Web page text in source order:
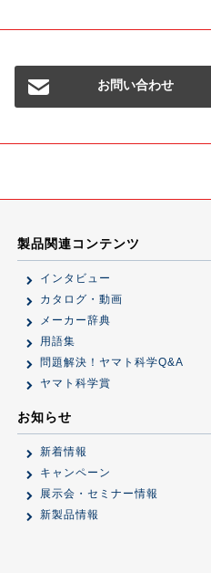
お問い合わせ
製品関連コンテンツ
インタビュー
カタログ・動画
メーカー辞典
用語集
問題解決！ヤマト科学Q&A
ヤマト科学賞
お知らせ
新着情報
キャンペーン
展示会・セミナー情報
新製品情報